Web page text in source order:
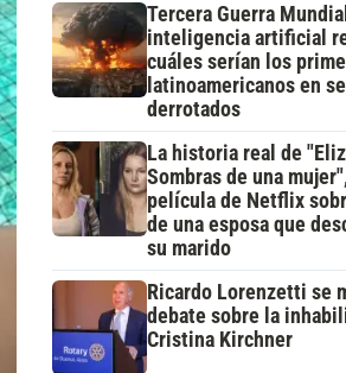
Tercera Guerra
inteligencia artificial
cuáles serían los
latinoamericanos en
derrotados
La historia real de
Sombras de una
película de Netflix
de una esposa que
su marido
Ricardo Lorenzetti se
debate sobre la
Cristina Kirchner